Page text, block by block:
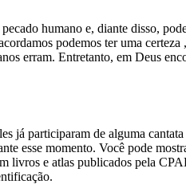
humano e, diante disso,
podemos ter uma
erram. Entretanto, em Deus
já participaram de alguma
esse momento. Você pode
e atlas publicados pela